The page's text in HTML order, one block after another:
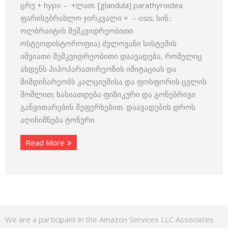
ცრუ + hypo – +ლათ. [glandula] parathyroidea
ფარისებრახლო ჯირკვალი + – osis; სინ.:
ოლბრაიტის მემკვიდრეობითი
ოსტეოდისტოროფია) ძვლოვანი სისტემის
იშვიათი მემკვიდრეობითი დაავადება, რომელიც
ახდენს ჰიპოპარათირეოზის იმიტაციას და
მიმდინარეობს კალციუმისა და ფოსფორის ცვლის
მოშლით; ხასიათდება ფიზიკური და გონებრივი
განვითარების შეფერხებით. დაავადების დროს
აღინიშნება ტონური
Read More
We are a participant in the Amazon Services LLC Associates